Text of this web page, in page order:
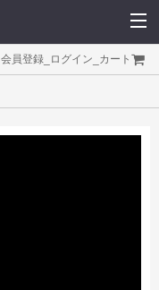
会員登録 ログイン カート